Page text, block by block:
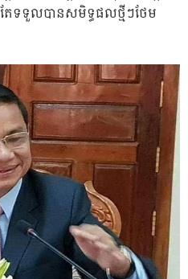
ែទទួលបានសមិទ្ធផលថ្មីៗថែម